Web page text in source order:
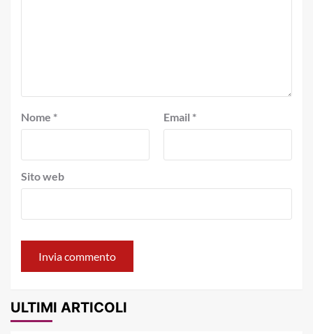
Nome * Email *
Sito web
ULTIMI ARTICOLI